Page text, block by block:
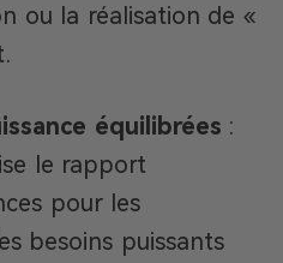
ou la réalisation de «
équilibrées :
le rapport
pour les
besoins puissants